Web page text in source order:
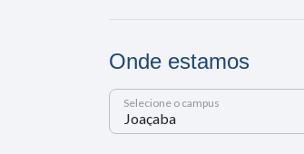
Onde estamos
Selecione o campus